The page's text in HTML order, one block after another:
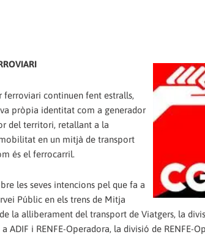
ferroviari continuen fent estralls,
pròpia identitat com a generador
del territori, retallant a la
en un mitjà de transport
és el ferrocarril.
les seves intencions pel que fa a
Públic en els trens de Mitja
la alliberament del transport de Viatgers, la
ADIF i RENFE-Operadora, la divisió de RENFE-